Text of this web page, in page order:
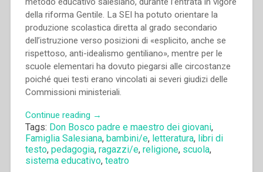
della riforma Gentile. La SEI ha potuto orientare la
produzione scolastica diretta al grado secondario
dell’istruzione verso posizioni di «esplicito, anche se
rispettoso, anti-idealismo gentiliano», mentre per le
scuole elementari ha dovuto piegarsi alle circostanze
poiché quei testi erano vincolati ai severi giudizi delle
Commissioni ministeriali.
Continue reading “Fabio
Targhetta
–
“La
riforma
→
Tags: Don Bosco padre e maestro dei giovani,
Famiglia Salesiana, bambini/e, letteratura, libri di
testo, pedagogia, ragazzi/e, religione, scuola,
sistema educativo, teatro